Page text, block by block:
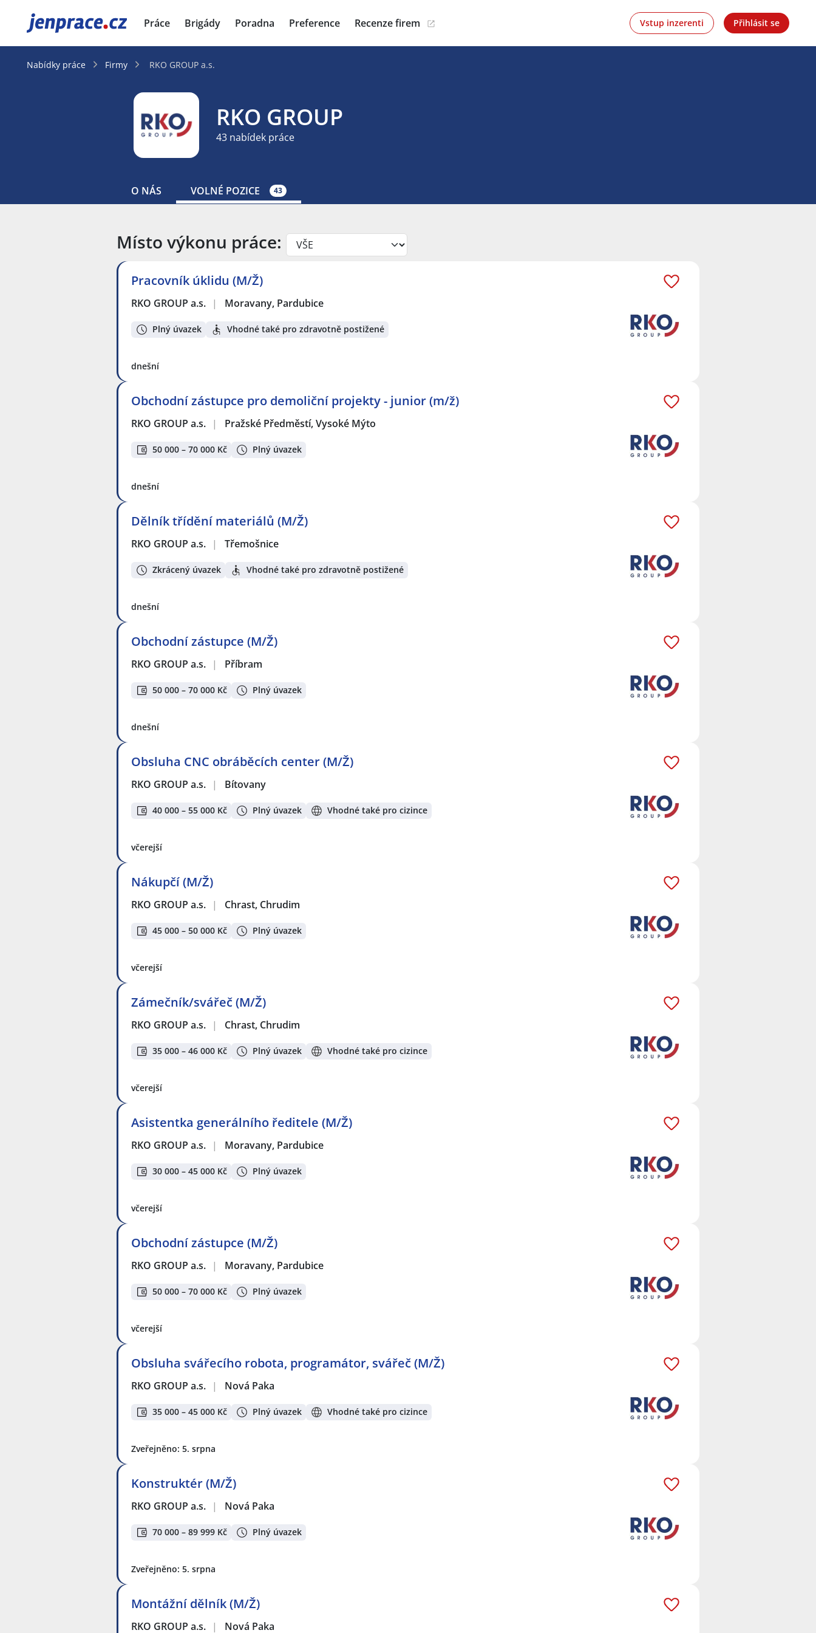
JenPráce.cz Práce Brigády Poradna Preference Recenze firem Vstup inzerenti Přihlásit se
Nabídky práce Firmy RKO GROUP a.s.
RKO GROUP
43 nabídek práce
O NÁS VOLNÉ POZICE 43
Místo výkonu práce:
Pracovník úklidu (M/Ž)
RKO GROUP a.s. | Moravany, Pardubice
Plný úvazek Vhodné také pro zdravotně postižené
dnešní
Obchodní zástupce pro demoliční projekty - junior (m/ž)
RKO GROUP a.s. | Pražské Předměstí, Vysoké Mýto
50 000 – 70 000 Kč Plný úvazek
dnešní
Dělník třídění materiálů (M/Ž)
RKO GROUP a.s. | Třemošnice
Zkrácený úvazek Vhodné také pro zdravotně postižené
dnešní
Obchodní zástupce (M/Ž)
RKO GROUP a.s. | Příbram
50 000 – 70 000 Kč Plný úvazek
dnešní
Obsluha CNC obráběcích center (M/Ž)
RKO GROUP a.s. | Bítovany
40 000 – 55 000 Kč Plný úvazek Vhodné také pro cizince
včerejší
Nákupčí (M/Ž)
RKO GROUP a.s. | Chrast, Chrudim
45 000 – 50 000 Kč Plný úvazek
včerejší
Zámečník/svářeč (M/Ž)
RKO GROUP a.s. | Chrast, Chrudim
35 000 – 46 000 Kč Plný úvazek Vhodné také pro cizince
včerejší
Asistentka generálního ředitele (M/Ž)
RKO GROUP a.s. | Moravany, Pardubice
30 000 – 45 000 Kč Plný úvazek
včerejší
Obchodní zástupce (M/Ž)
RKO GROUP a.s. | Moravany, Pardubice
50 000 – 70 000 Kč Plný úvazek
včerejší
Obsluha svářecího robota, programátor, svářeč (M/Ž)
RKO GROUP a.s. | Nová Paka
35 000 – 45 000 Kč Plný úvazek Vhodné také pro cizince
Zveřejněno: 5. srpna
Konstruktér (M/Ž)
RKO GROUP a.s. | Nová Paka
70 000 – 89 999 Kč Plný úvazek
Zveřejněno: 5. srpna
Montážní dělník (M/Ž)
RKO GROUP a.s. | Nová Paka